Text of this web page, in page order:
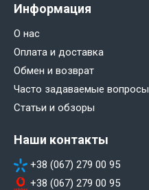
Информация
О нас
Оплата и доставка
Обмен и возврат
Часто задаваемые вопросы
Статьи и обзоры
Наши контакты
+38 (067) 279 00 95
+38 (067) 279 00 95